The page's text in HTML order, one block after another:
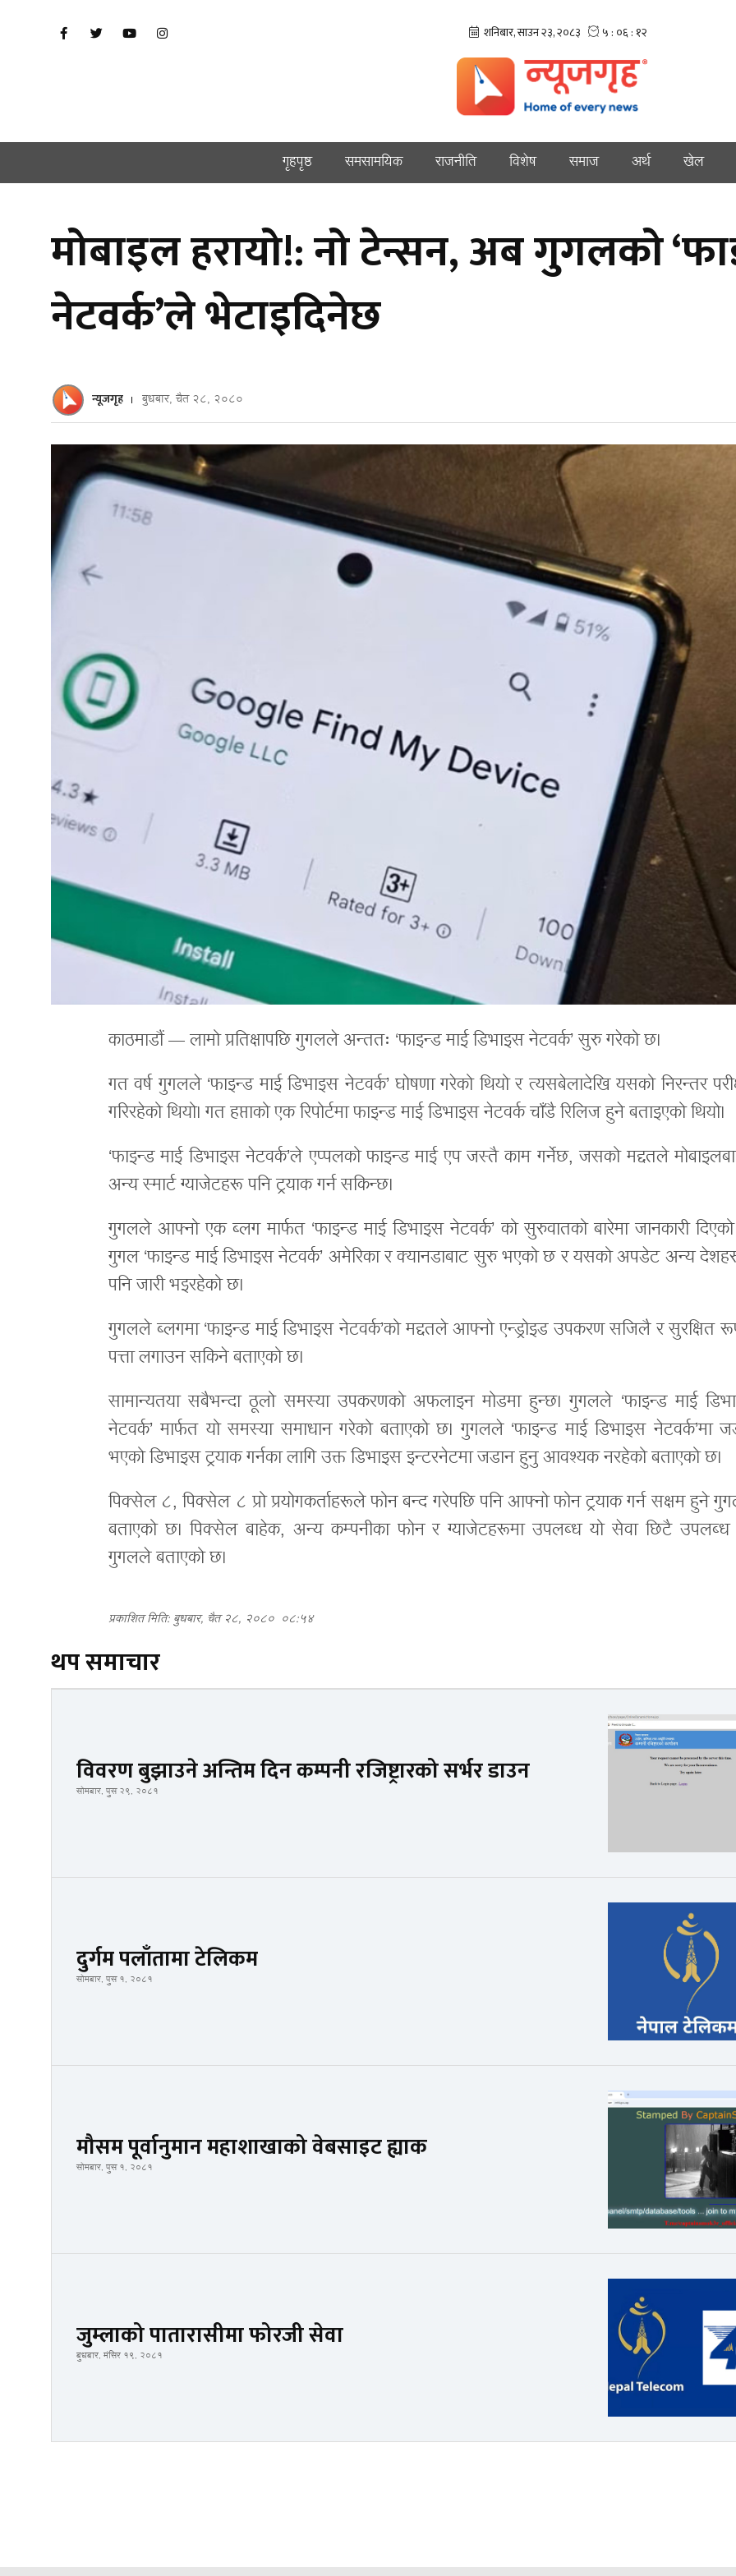
गृहपृष्ठ समसामयिक राजनीति विशेष समाज अर्थ खेल
मोबाइल हरायो!: नो टेन्सन, अब गुगलको
नेटवर्क’ले भेटाइदिनेछ
न्यूजगृह बुधबार, चैत २८, २०८०
काठमाडौं — लामो प्रतिक्षापछि गुगलले अन्ततः ‘फाइन्ड माई डिभाइस नेटवर्क’ सुरु गरेको छ।
गत वर्ष गुगलले ‘फाइन्ड माई डिभाइस नेटवर्क’ घोषणा गरेको थियो र त्यसबेलादेखि यसको निरन्तर
गरिरहेको थियो। गत हप्ताको एक रिपोर्टमा फाइन्ड माई डिभाइस नेटवर्क चाँडै रिलिज हुने बताइएको थियो।
‘फाइन्ड माई डिभाइस नेटवर्क’ले एप्पलको फाइन्ड माई एप जस्तै काम गर्नेछ, जसको मद्दतले
अन्य स्मार्ट ग्याजेटहरू पनि ट्रयाक गर्न सकिन्छ।
गुगलले आफ्नो एक ब्लग मार्फत ‘फाइन्ड माई डिभाइस नेटवर्क’ को सुरुवातको बारेमा जानकारी
गुगल ‘फाइन्ड माई डिभाइस नेटवर्क’ अमेरिका र क्यानडाबाट सुरु भएको छ र यसको अपडेट अन्य
पनि जारी भइरहेको छ।
गुगलले ब्लगमा ‘फाइन्ड माई डिभाइस नेटवर्क’को मद्दतले आफ्नो एन्ड्रोइड उपकरण सजिलै र सुरक्षित
पत्ता लगाउन सकिने बताएको छ।
सामान्यतया सबैभन्दा ठूलो समस्या उपकरणको अफलाइन मोडमा हुन्छ। गुगलले ‘फाइन्ड माई
नेटवर्क’ मार्फत यो समस्या समाधान गरेको बताएको छ। गुगलले ‘फाइन्ड माई डिभाइस नेटवर्क’मा
भएको डिभाइस ट्रयाक गर्नका लागि उक्त डिभाइस इन्टरनेटमा जडान हुनु आवश्यक नरहेको बताएको छ।
पिक्सेल ८, पिक्सेल ८ प्रो प्रयोगकर्ताहरूले फोन बन्द गरेपछि पनि आफ्नो फोन ट्रयाक गर्न सक्षम हुने
बताएको छ। पिक्सेल बाहेक, अन्य कम्पनीका फोन र ग्याजेटहरूमा उपलब्ध यो सेवा छिटै
गुगलले बताएको छ।
प्रकाशित मिति: बुधबार, चैत २८, २०८० ०८:५४
थप समाचार
विवरण बुझाउने अन्तिम दिन कम्पनी रजिष्ट्रारको सर्भर डाउन
सोमबार, पुस २९, २०८१
दुर्गम पलाँतामा टेलिकम
सोमबार, पुस १, २०८१
मौसम पूर्वानुमान महाशाखाको वेबसाइट ह्याक
सोमबार, पुस १, २०८१
जुम्लाको पातारासीमा फोरजी सेवा
बुधबार, मंसिर १९, २०८१